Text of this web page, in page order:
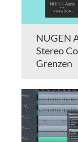
NUGEN
Stereo
Grenzen